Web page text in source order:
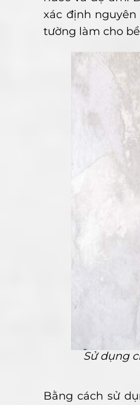
xác định
tường làm cho
Sử dụng
Bằng cách sử